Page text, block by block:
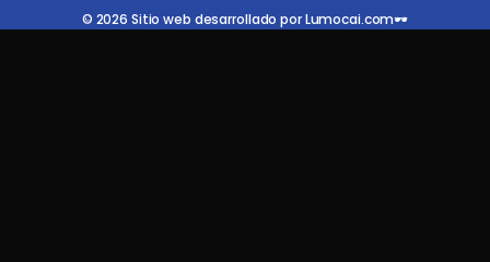
© 2026 Sitio web desarrollado por Lumocai.com🕶️